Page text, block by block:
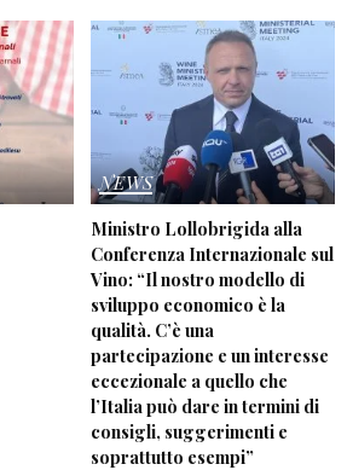
NEWS
Ministro Lollobrigida alla
Conferenza Internazionale sul
Vino: “Il nostro modello di
sviluppo economico è la
qualità. C’è una
partecipazione e un interesse
eccezionale a quello che
l’Italia può dare in termini di
consigli, suggerimenti e
soprattutto esempi”